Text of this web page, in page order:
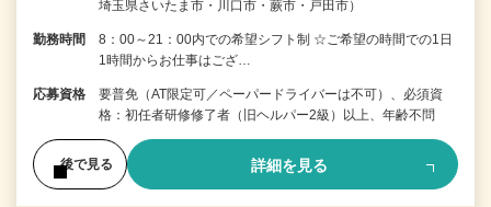
埼玉県さいたま市・川口市・蕨市・戸田市）
勤務時間
8：00～21：00内での希望シフト制 ☆ご希望の時間での1日
1時間からお仕事はござ…
応募資格
要普免（AT限定可／ペーパードライバーは不可）、必須資
格：初任者研修修了者（旧ヘルパー2級）以上、年齢不問
後で見る 詳細を見る